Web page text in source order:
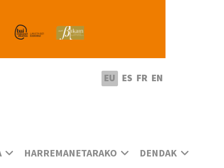
EU ES FR EN
HARREMANETARAKO DENDAK